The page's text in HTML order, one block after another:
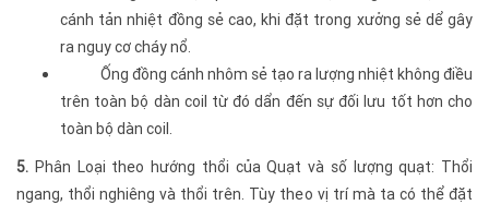
cánh tản nhiệt đồng sẻ cao, khi đặt trong xưởng sẻ dể gây
ra nguy cơ cháy nổ.
Ống đồng cánh nhôm sẻ tạo ra lượng nhiệt không điều
trên toàn bộ dàn coil từ đó dẩn đến sự đối lưu tốt hơn cho
toàn bộ dàn coil.
5. Phân Loại theo hướng thổi của Quạt và số lượng quạt: Thổi
ngang, thổi nghiêng và thổi trên. Tùy theo vị trí mà ta có thể đặt